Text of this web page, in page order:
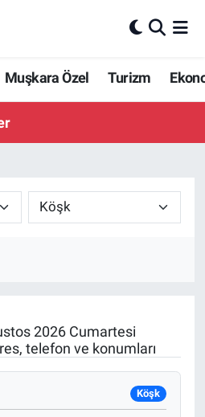
Muşkara Özel Turizm
2026 Cumartesi
telefon ve konumları
Köşk
Haritası